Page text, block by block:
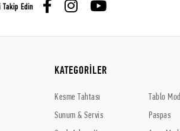
Takip Edin
KATEGORİLER
Kesme Tahtası
Sunum & Servis
Tablo
Paspas